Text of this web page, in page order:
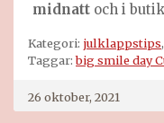
midnattoch i
Kategori: julklappstips,
Taggar:big smile day
26 oktober, 2021